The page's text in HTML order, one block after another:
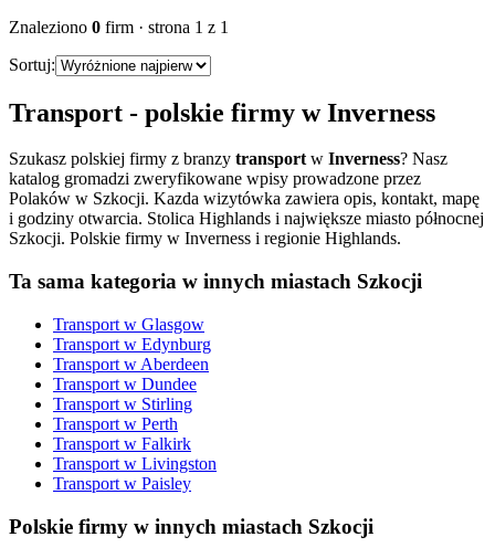
Znaleziono 0 firm · strona 1 z 1
Sortuj:
Transport - polskie firmy wInverness
Szukasz polskiej firmy z branzy transportw Inverness? Nasz
katalog gromadzi zweryfikowane wpisy prowadzone przez
Polaków w Szkocji. Kazda wizytówka zawiera opis, kontakt, mapę
i godziny otwarcia. Stolica Highlands i największe miasto północnej
Szkocji. Polskie firmy w Inverness i regionie Highlands.
Ta sama kategoria w innych miastach Szkocji
Transport w Glasgow
Transport w Edynburg
Transport w Aberdeen
Transport w Dundee
Transport w Stirling
Transport w Perth
Transport w Falkirk
Transport w Livingston
Transport w Paisley
Polskie firmy w innych miastach Szkocji